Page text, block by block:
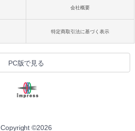
会社概要
特定商取引法に基づく表示
PC版で見る
Copyright ©2026